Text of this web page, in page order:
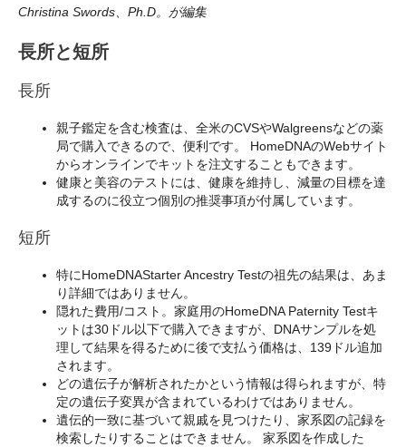
Christina Swords、Ph.D。が編集
長所と短所
長所
親子鑑定を含む検査は、全米のCVSやWalgreensなどの薬
局で購入できるので、便利です。 HomeDNAのWebサイト
からオンラインでキットを注文することもできます。
健康と美容のテストには、健康を維持し、減量の目標を達
成するのに役立つ個別の推奨事項が付属しています。
短所
特にHomeDNAStarter Ancestry Testの祖先の結果は、あま
り詳細ではありません。
隠れた費用/コスト。家庭用のHomeDNA Paternity Testキ
ットは30ドル以下で購入できますが、DNAサンプルを処
理して結果を得るために後で支払う価格は、139ドル追加
されます。
どの遺伝子が解析されたかという情報は得られますが、特
定の遺伝子変異が含まれているわけではありません。
遺伝的一致に基づいて親戚を見つけたり、家系図の記録を
検索したりすることはできません。 家系図を作成した